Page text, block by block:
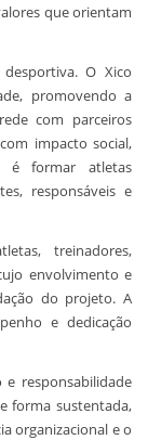
que orientam
O Xico
promovendo a
com parceiros
impacto social,
é formar atletas
responsáveis e
treinadores,
envolvimento e
do projeto. A
e dedicação
responsabilidade
forma sustentada,
organizacional e o